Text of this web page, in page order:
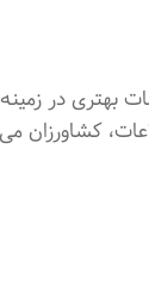
بهتری در
کشاورزان